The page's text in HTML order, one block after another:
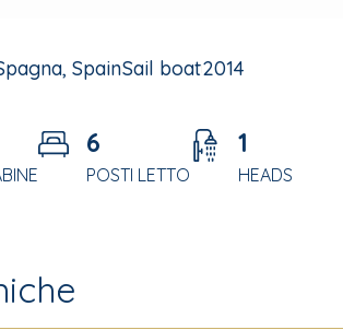
SpainSail boat2014
6
POSTI LETTO
1
HEADS